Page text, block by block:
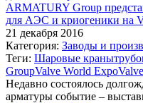
ARMATURY Group
для АЭС и криогеники на
21 декабря 2016
Категория: Заводы и
Теги: Шаровые краны
GroupValve World Expo
Недавно состоялось
арматуры событие –